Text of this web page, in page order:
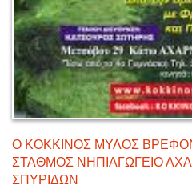
Ο ΚΟΚΚΙΝΟΣ ΜΥΛΟΣ
ΣΤΑΘΜΟΣ ΝΗΠΙΑΓΩΓΕΙΟ
ΣΠΥΡΙΔΩΝ